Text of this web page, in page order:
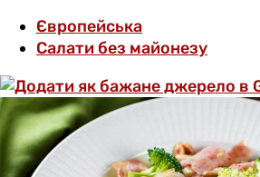
Європейська
Салати без майонезу